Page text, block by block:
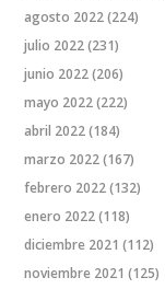
agosto 2022(224)
julio 2022(231)
junio 2022(206)
mayo 2022(222)
abril 2022(184)
marzo 2022(167)
febrero 2022(132)
enero 2022(118)
diciembre 2021 (112)
noviembre 2021 (125)